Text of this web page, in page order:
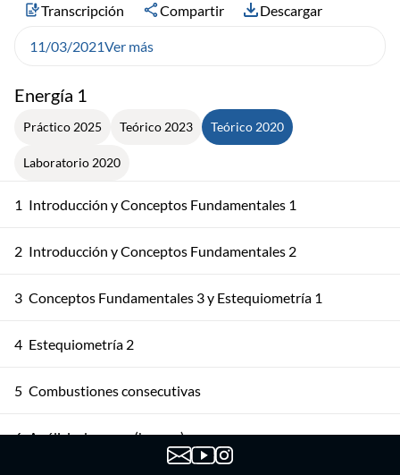
Energía 1
Práctico 2025 Teórico 2023 Teórico 2020
Laboratorio 2020
1 Introducción y Conceptos Fundamentales 1
2 Introducción y Conceptos Fundamentales 2
3 Conceptos Fundamentales 3 y Estequiometría 1
4 Estequiometría 2
5 Combustiones consecutivas
6 Análisis de gases (humos)
Transcripción Compartir Descargar
11/03/2021Ver más